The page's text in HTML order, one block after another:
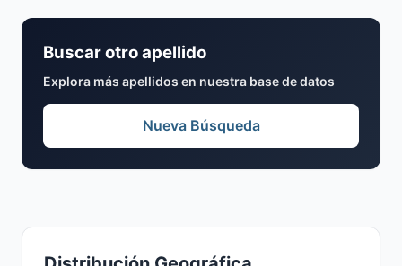
Buscar otro apellido
Explora más apellidos en nuestra base de datos
Nueva Búsqueda